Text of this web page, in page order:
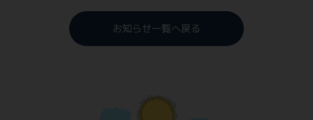
お知らせ一覧へ戻る